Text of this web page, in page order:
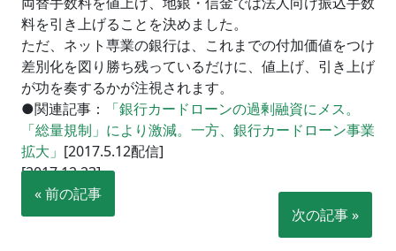
料を引き上げることを決めました。
ただ、ネット専業の銀行は、これまでの付加価値をつけ
差別化を図り勝ち残っているだけに、値上げ、引き上げ
が功を奏するかが注視されます。
●関連記事：
「銀行カードローンの過剰融資にメス。
「総量規制」により激減。一方、銀行カードローン事業
拡大」 [2017.5.12配信]
[2017.12.23]
« 前の記事
次の記事 »